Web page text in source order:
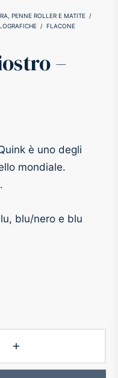
PENNE ROLLER E MATITE /
/ FLACONE
–
è uno degli
mondiale.
blu/nero e blu